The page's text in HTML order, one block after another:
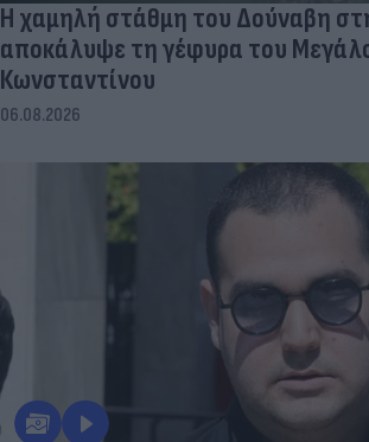
Η χαμηλή στάθμη του Δούναβη
αποκάλυψε τη γέφυρα του
Κωνσταντίνου
06.08.2026